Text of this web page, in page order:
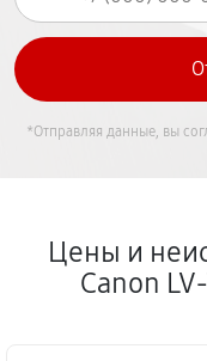
*Отправляя данные, вы
Цены и
Canon